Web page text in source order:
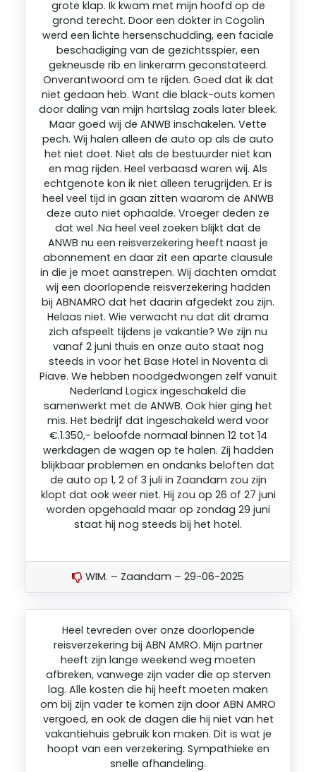
WIM. – Zaandam – 29-06-2025
Heel tevreden over onze doorlopende
reisverzekering bij ABN AMRO. Mijn partner
heeft zijn lange weekend weg moeten
afbreken, vanwege zijn vader die op sterven
lag. Alle kosten die hij heeft moeten maken
om bij zijn vader te komen zijn door ABN AMRO
vergoed, en ook de dagen die hij niet van het
vakantiehuis gebruik kon maken. Dit is wat je
hoopt van een verzekering. Sympathieke en
snelle afhandeling.